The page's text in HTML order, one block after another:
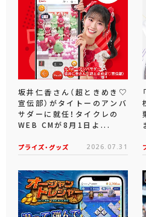
坂井仁香さん（超ときめき♡
宣伝部）がタイトーのアンバ
サダーに就任！タイクレの
WEB CMが8月1日よ...
プライズ・グッズ 2026.07.31